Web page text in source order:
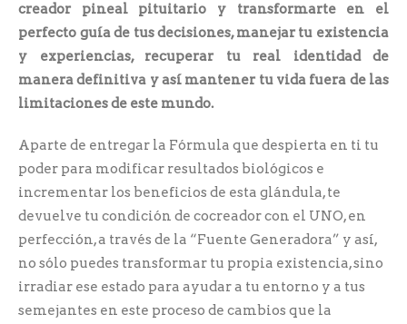
creador pineal pituitario y transformarte en el
perfecto guía de tus decisiones, manejar tu existencia
y experiencias, recuperar tu real identidad de
manera definitiva y así mantener tu vida fuera de las
limitaciones de este mundo.
Aparte de entregar la Fórmula que despierta en ti tu
poder para modificar resultados biológicos e
incrementar los beneficios de esta glándula, te
devuelve tu condición de cocreador con el UNO, en
perfección, a través de la “Fuente Generadora” y así,
no sólo puedes transformar tu propia existencia, sino
irradiar ese estado para ayudar a tu entorno y a tus
semejantes en este proceso de cambios que la